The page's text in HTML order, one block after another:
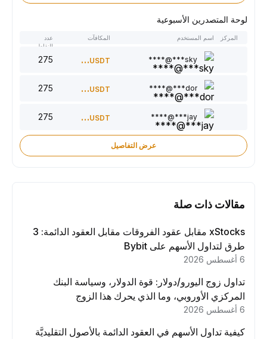
لوحة المتصدرين الأسبوعية
المركز اسم المستخدم المكافآت
النقاط
sky***@****
300USDT
dor***@****
220USDT
jay***@****
150USDT
عرض التفاصيل
مقالات ذات صلة
xStocks مقابل عقود الفروقات مقابل العقود الدائمة: 3
طرق لتداول الأسهم على Bybit
تداول زوج اليورو/دولار: قوة الدولار، وسياسة البنك
المركزي الأوروبي، وما الذي يحرك هذا الزوج
كيفية تداول الأسهم في العقود الدائمة بالأصول التقليديَّة